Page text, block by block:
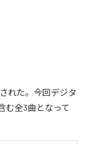
れた。今回デジタ
む全3曲となって